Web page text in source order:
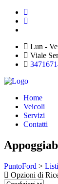
Lun -
Viale
Home
Veicoli
Servizi
Contatti
PuntoFord >
Opzioni di